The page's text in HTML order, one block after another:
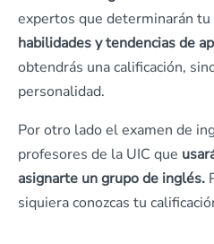
expertos que determinarán tu
habilidades y tendencias de
obtendrás una calificación,
personalidad.
Por otro lado el examen de
profesores de la UIC que
asignarte un grupo de inglés.
siquiera conozcas tu